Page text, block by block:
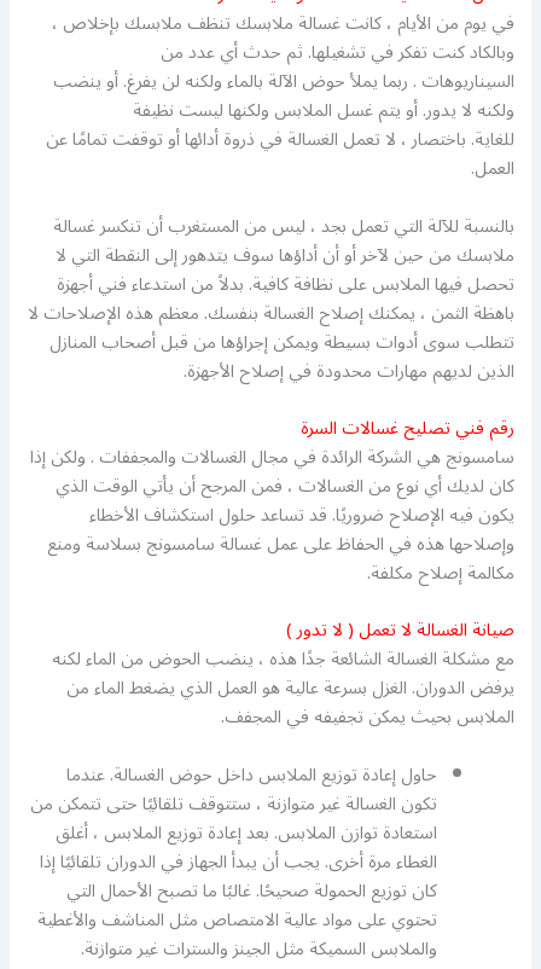
في يوم من الأيام ، كانت غسالة ملابسك تنظف ملابسك بإخلاص ،
وبالكاد كنت تفكر في تشغيلها. ثم حدث أي عدد من
السيناريوهات . ربما يملأ حوض الآلة بالماء ولكنه لن يفرغ. أو ينضب
ولكنه لا يدور. أو يتم غسل الملابس ولكنها ليست نظيفة
للغاية. باختصار ، لا تعمل الغسالة في ذروة أدائها أو توقفت تمامًا عن
العمل.
بالنسبة للآلة التي تعمل بجد ، ليس من المستغرب أن تنكسر غسالة
ملابسك من حين لآخر أو أن أداؤها سوف يتدهور إلى النقطة التي لا
تحصل فيها الملابس على نظافة كافية. بدلاً من استدعاء فني أجهزة
باهظة الثمن ، يمكنك إصلاح الغسالة بنفسك. معظم هذه الإصلاحات لا
تتطلب سوى أدوات بسيطة ويمكن إجراؤها من قبل أصحاب المنازل
الذين لديهم مهارات محدودة في إصلاح الأجهزة.
رقم فني تصليح غسالات السرة
سامسونج هي الشركة الرائدة في مجال الغسالات والمجففات . ولكن إذا
كان لديك أي نوع من الغسالات ، فمن المرجح أن يأتي الوقت الذي
يكون فيه الإصلاح ضروريًا. قد تساعد حلول استكشاف الأخطاء
وإصلاحها هذه في الحفاظ على عمل غسالة سامسونج بسلاسة ومنع
مكالمة إصلاح مكلفة.
صيانة الغسالة لا تعمل ( لا تدور )
مع مشكلة الغسالة الشائعة جدًا هذه ، ينضب الحوض من الماء لكنه
يرفض الدوران. الغزل بسرعة عالية هو العمل الذي يضغط الماء من
الملابس بحيث يمكن تجفيفه في المجفف.
حاول إعادة توزيع الملابس داخل حوض الغسالة. عندما
تكون الغسالة غير متوازنة ، ستتوقف تلقائيًا حتى تتمكن من
استعادة توازن الملابس. بعد إعادة توزيع الملابس ، أغلق
الغطاء مرة أخرى. يجب أن يبدأ الجهاز في الدوران تلقائيًا إذا
كان توزيع الحمولة صحيحًا. غالبًا ما تصبح الأحمال التي
تحتوي على مواد عالية الامتصاص مثل المناشف والأغطية
والملابس السميكة مثل الجينز والسترات غير متوازنة.